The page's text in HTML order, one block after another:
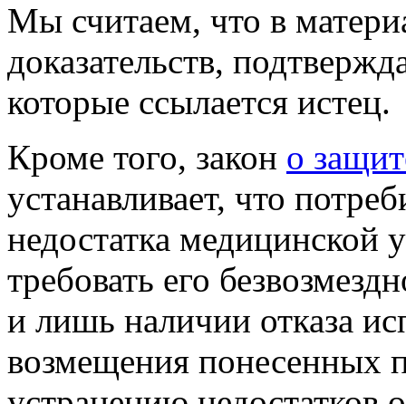
Мы считаем, что в
доказательств,
которые ссылается истец.
Кроме того, закон о
устанавливает, что
недостатка медицинской
требовать его
и лишь наличии отказа
возмещения понесенных